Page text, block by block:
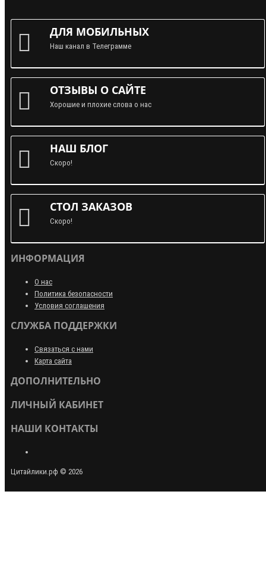
ДЛЯ МОБИЛЬНЫХ
Наш канал в Телеграмме
ОТЗЫВЫ О САЙТЕ
Хорошие и плохие слова о нас
НАШ БЛОГ
Скоро!
СТОЛ ЗАКАЗОВ
Скоро!
ИНФОРМАЦИЯ
О нас
Политика безопасности
Условия соглашения
СЛУЖБА ПОДДЕРЖКИ
Связаться с нами
Карта сайта
ДОПОЛНИТЕЛЬНО
ЛИЧНЫЙ КАБИНЕТ
НАШИ КОНТАКТЫ
Цитайлики.рф © 2026